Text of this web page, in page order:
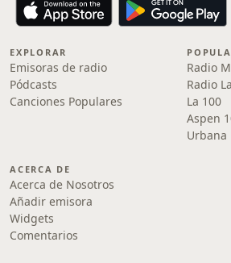
EXPLORAR
Emisoras de radio
Pódcasts
Canciones Populares
Radio
Radio
La 100
Aspen
Urbana
ACERCA DE
Acerca de Nosotros
Añadir emisora
Widgets
Comentarios